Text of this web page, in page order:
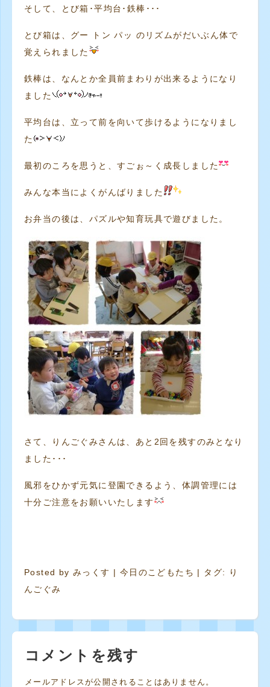
そして、とび箱･平均台･鉄棒･･･
とび箱は、グー トン パッ のリズムがだいぶん体で
覚えられました
鉄棒は、なんとか全員前まわりが出来るようになり
ました
平均台は、立って前を向いて歩けるようになりまし
た
最初のころを思うと、すごぉ～く成長しました
みんな本当によくがんばりました
お弁当の後は、パズルや知育玩具で遊びました。
さて、りんごぐみさんは、あと2回を残すのみとなり
ました･･･
風邪をひかず元気に登園できるよう、体調管理には
十分ご注意をお願いいたします
Posted byみっくす | 今日のこどもたち | タグ:
り
んごぐみ
コメントを残す
メールアドレスが公開されることはありません。